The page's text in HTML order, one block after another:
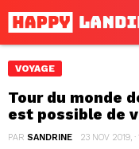
VOYAGE
Tour du monde
est possible de
PAR SANDRINE 23 NOV 2019, ·